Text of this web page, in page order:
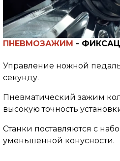
ПНЕВМОЗАЖИМ -
Управление ножной
секунду.
Пневматический зажим
высокую точность
Станки поставляются с
уменьшенной конусности.